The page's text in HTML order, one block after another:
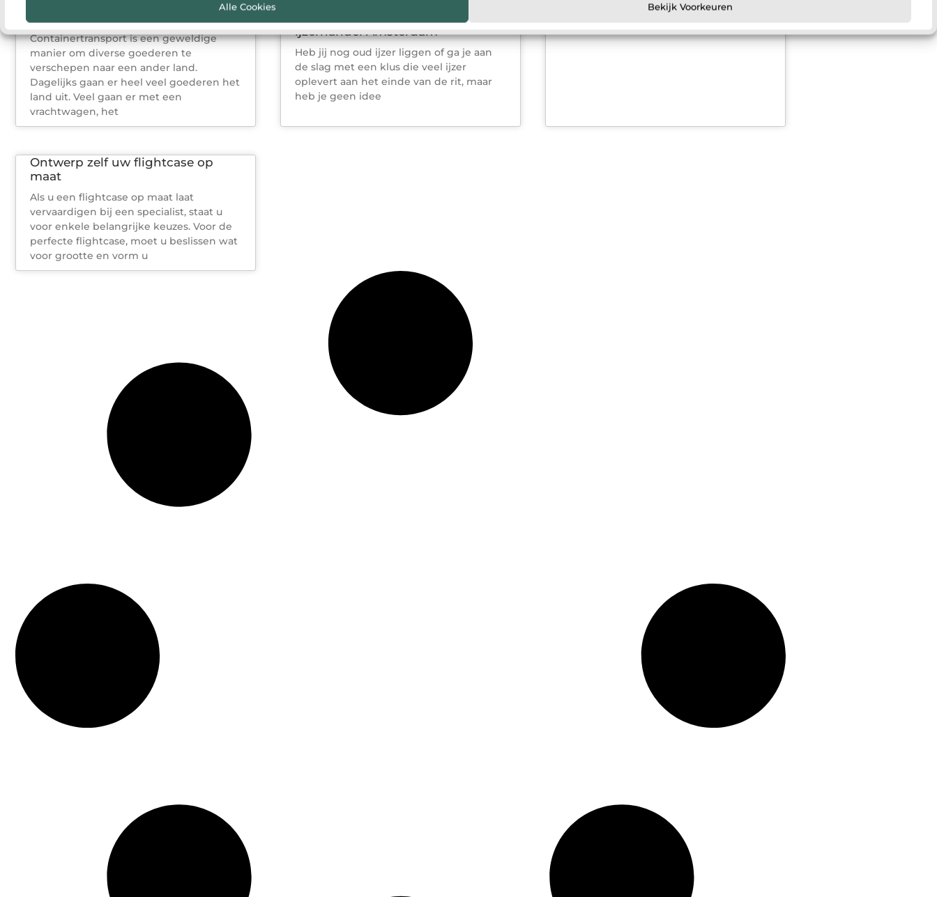
Alle Cookies Bekijk Voorkeuren
Containertransport is een geweldige
manier om diverse goederen te
verschepen naar een ander land.
Dagelijks gaan er heel veel goederen het
land uit. Veel gaan er met een
vrachtwagen, het
Breng jouw oud ijzer naar de
ijzerhandel Amsterdam
Heb jij nog oud ijzer liggen of ga je aan
de slag met een klus die veel ijzer
oplevert aan het einde van de rit, maar
heb je geen idee
Ontwerp zelf uw flightcase op
maat
Als u een flightcase op maat laat
vervaardigen bij een specialist, staat u
voor enkele belangrijke keuzes. Voor de
perfecte flightcase, moet u beslissen wat
voor grootte en vorm u